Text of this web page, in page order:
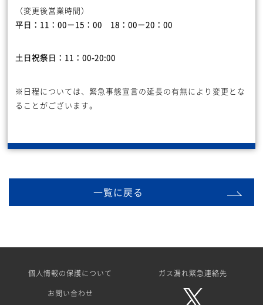
（変更後営業時間）
平日：11：00－15：00 18：00－20：00
土日祝祭日：11：00-20:00
※日程については、緊急事態宣言の延長の有無により変更とな
ることがございます。
一覧に戻る
個人情報の保護について
ガス漏れ緊急連絡先
お問い合わせ